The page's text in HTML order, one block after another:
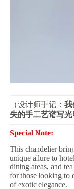
（设计师手记：​ 我
失的手工艺谱写
Special Note:
This chandelier
unique allure to
dining areas, and
for those looking to
of exotic elegance.